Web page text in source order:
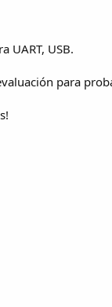
UART, USB.
para